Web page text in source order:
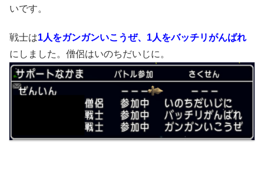
いです。
戦士は1人をガンガンいこうぜ、1人をバッチリがんばれ
にしました。僧侶はいのちだいじに。